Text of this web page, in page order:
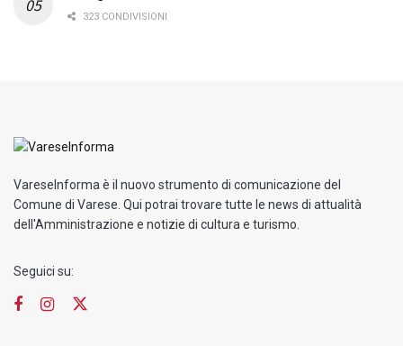
323 CONDIVISIONI
VareseInforma è il nuovo strumento di comunicazione del
Comune di Varese. Qui potrai trovare tutte le news di attualità
dell'Amministrazione e notizie di cultura e turismo.
Seguici su: